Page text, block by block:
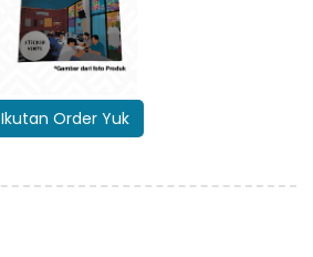
Ikutan Order Yuk